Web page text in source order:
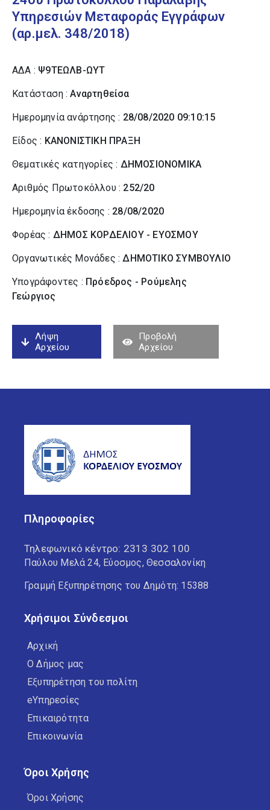
Υπηρεσιών Μεταφοράς Εγγράφων
(αρ.μελ. 348/2018)
ΑΔΑ : Ψ9ΤΕΩΛΒ-ΩΥΤ
Κατάσταση :Αναρτηθείσα
Ημερομηνία ανάρτησης : 28/08/2020 09:10:15
Είδος : ΚΑΝΟΝΙΣΤΙΚΗ ΠΡΑΞΗ
Θεματικές κατηγορίες : ΔΗΜΟΣΙΟΝΟΜΙΚΑ
Αριθμός Πρωτοκόλλου : 252/20
Ημερομηνία έκδοσης : 28/08/2020
Φορέας : ΔΗΜΟΣ ΚΟΡΔΕΛΙΟΥ - ΕΥΟΣΜΟΥ
Οργανωτικές Μονάδες :ΔΗΜΟΤΙΚΟ ΣΥΜΒΟΥΛΙΟ
Υπογράφοντες : Πρόεδρος - Ρούμελης
Γεώργιος
Λήψη
Αρχείου
Προβολή
Αρχείου
Πληροφορίες
Τηλεφωνικό κέντρο: 2313 302 100
Παύλου Μελά 24, Εύοσμος, Θεσσαλονίκη
Γραμμή Εξυπηρέτησης του Δημότη: 15388
Χρήσιμοι Σύνδεσμοι
Αρχική
Ο Δήμος μας
Εξυπηρέτηση του πολίτη
eΥπηρεσίες
Επικαιρότητα
Επικοινωνία
Όροι Χρήσης
Όροι Χρήσης